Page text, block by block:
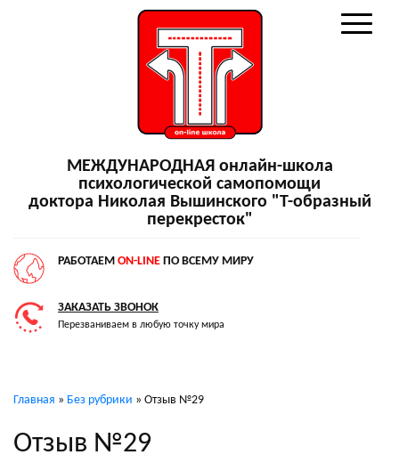
МЕЖДУНАРОДНАЯ онлайн-школа
психологической самопомощи
доктора Николая Вышинского "Т-образный
перекресток"
РАБОТАЕМ ON-LINE ПО ВСЕМУ МИРУ
ЗАКАЗАТЬ ЗВОНОК
Перезваниваем в любую точку мира
Главная » Без рубрики » Отзыв №29
Отзыв №29